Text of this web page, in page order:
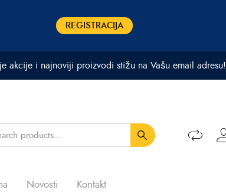
REGISTRACIJA
akcije i najnoviji proizvodi stižu na Vašu email adresu!
Novosti Kontakt